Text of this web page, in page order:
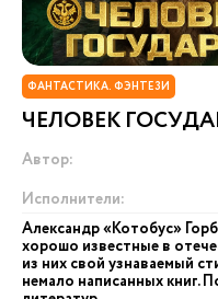
ФАНТАСТИКА. ФЭНТЕЗИ
ЧЕЛОВЕК
Автор:
Исполнители:
Александр «Котобус»
хорошо известные в
из них свой узнаваемый
немало написанных книг.